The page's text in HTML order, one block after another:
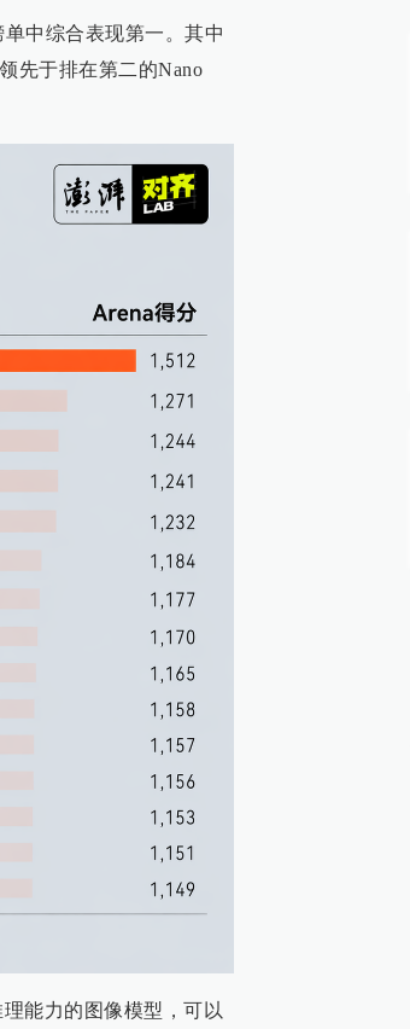
单中综合表现第一。其中
先于排在第二的Nano
能力的图像模型，可以